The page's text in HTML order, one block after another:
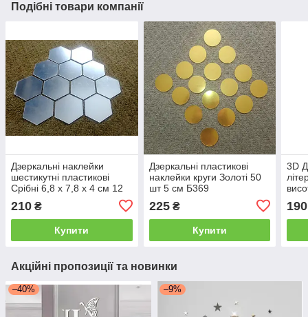
Подібні товари компанії
Дзеркальні наклейки
шестикутні пластикові
Срібні 6,8 х 7,8 х 4 см 12
210 ₴
Купити
Дзеркальні пластикові
наклейки круги Золоті 50
шт 5 см Б369
225₴
Купити
3D
190
Акційні пропозиції та новинки
–40% –9%